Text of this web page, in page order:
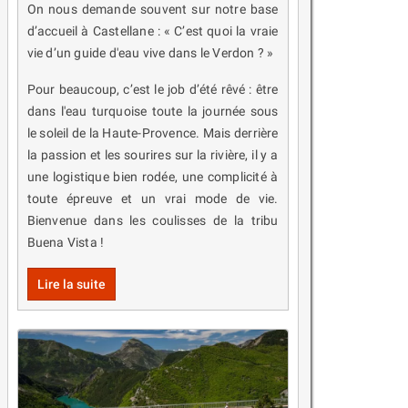
On nous demande souvent sur notre base
d’accueil à Castellane : « C’est quoi la vraie
vie d’un guide d'eau vive dans le Verdon ? »
Pour beaucoup, c’est le job d’été rêvé : être
dans l'eau turquoise toute la journée sous
le soleil de la Haute-Provence. Mais derrière
la passion et les sourires sur la rivière, il y a
une logistique bien rodée, une complicité à
toute épreuve et un vrai mode de vie.
Bienvenue dans les coulisses de la tribu
Buena Vista !
Lire la suite